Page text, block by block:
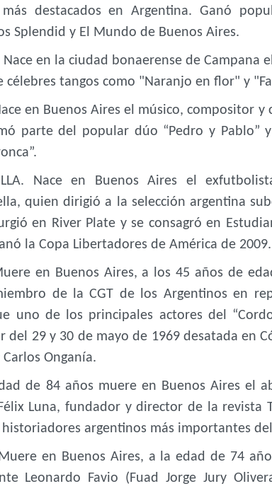
destacados en Argentina. Ganó
Splendid y El Mundo de Buenos Aires.
Nace en la ciudad bonaerense de Campana
célebres tangos como "Naranjo en flor" y
en Buenos Aires el músico, compositor
parte del popular dúo “Pedro y Pablo”
Nace en Buenos Aires el
quien dirigió a la selección argentina
en River Plate y se consagró en
la Copa Libertadores de América de 2009.
en Buenos Aires, a los 45 años de
de la CGT de los Argentinos en
uno de los principales actores del
del 29 y 30 de mayo de 1969 desatada en
Onganía.
de 84 años muere en Buenos Aires el
Luna, fundador y director de la revista
argentinos más importantes del
Muere en Buenos Aires, a la edad de 74
Leonardo Favio (Fuad Jorge Jury